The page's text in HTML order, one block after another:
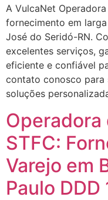
A VulcaNet
fornecimento em
José do Seridó-RN.
excelentes serviços,
eficiente e confiável
contato conosco para
soluções
Operadora
STFC:
Varejo em
Paulo DDD